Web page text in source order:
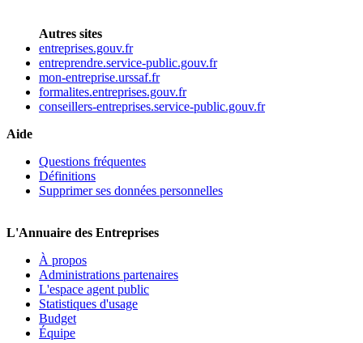
Autres sites
entreprises.gouv.fr
entreprendre.service-public.gouv.fr
mon-entreprise.urssaf.fr
formalites.entreprises.gouv.fr
conseillers-entreprises.service-public.gouv.fr
Aide
Questions fréquentes
Définitions
Supprimer ses données personnelles
L'Annuaire des Entreprises
À propos
Administrations partenaires
L'espace agent public
Statistiques d'usage
Budget
Équipe